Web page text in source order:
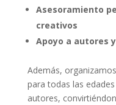
Asesoramiento
creativos
Apoyo a autores
Además,
para todas las
autores,